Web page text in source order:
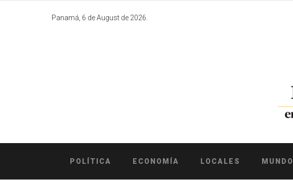
Panamá, 6 de August de 2026.
POLÍTICA ECONOMÍA LOCALES MUNDO